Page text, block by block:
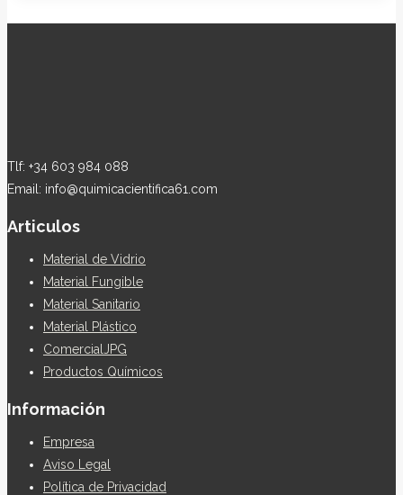
Tlf: +34 603 984 088
Email: info@quimicacientifica61.com
Articulos
Material de Vidrio
Material Fungible
Material Sanitario
Material Plástico
ComercialJPG
Productos Químicos
Información
Empresa
Aviso Legal
Política de Privacidad